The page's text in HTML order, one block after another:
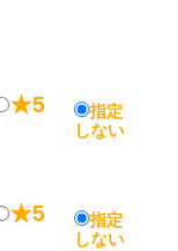
★5
指定
しない
★5
指定
しない